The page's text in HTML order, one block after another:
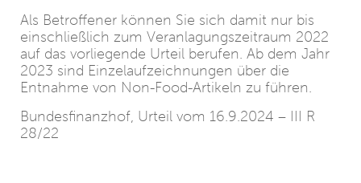
Als Betroffener können Sie sich damit nur bis
einschließlich zum Veranlagungszeitraum 2022
auf das vorliegende Urteil berufen. Ab dem Jahr
2023 sind Einzelaufzeichnungen über die
Entnahme von Non-Food-Artikeln zu führen.
Bundesfinanzhof, Urteil vom 16.9.2024 – III R
28/22